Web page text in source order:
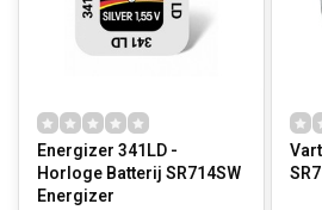
Energizer 341LD -
Horloge Batterij SR714SW
Energizer